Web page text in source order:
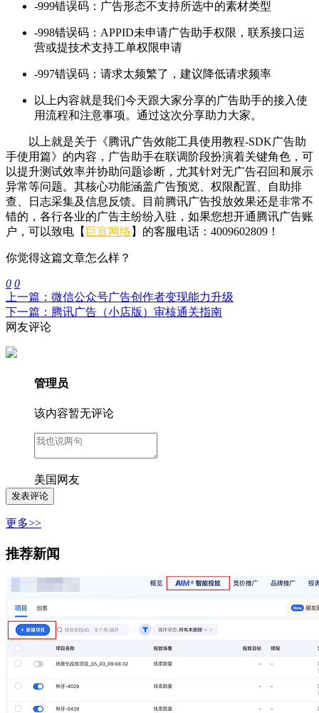
-999错误码：广告形态不支持所选中的素材类型
-998错误码：APPID未申请广告助手权限，联系接口运
营或提技术支持工单权限申请
-997错误码：请求太频繁了，建议降低请求频率
以上内容就是我们今天跟大家分享的广告助手的接入使
用流程和注意事项。通过这次分享助力大家。
以上就是关于《腾讯广告效能工具使用教程-SDK广告助
手使用篇》的内容，广告助手在联调阶段扮演着关键角色，可
以提升测试效率并协助问题诊断，尤其针对无广告召回和展示
异常等问题。其核心功能涵盖广告预览、权限配置、自助排
查、日志采集及信息反馈。目前腾讯广告投放效果还是非常不
错的，各行各业的广告主纷纷入驻，如果您想开通腾讯广告账
户，可以致电【 巨宣网络】的客服电话：4009602809！
你觉得这篇文章怎么样？
0 0
上一篇：微信公众号广告创作者变现能力升级
下一篇：腾讯广告（小店版）审核通关指南
网友评论
管理员
该内容暂无评论
美国网友
更多>>
推荐新闻